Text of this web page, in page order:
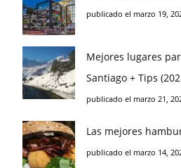
publicado el marzo 19,
Mejores lugares
Santiago + Tips
publicado el marzo 21,
Las mejores
publicado el marzo 14,